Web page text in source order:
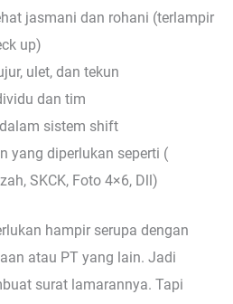
jasmani dan rohani (terlampir
up)
ulet, dan tekun
dan tim
sistem shift
yang diperlukan seperti (
SKCK, Foto 4×6, Dll)
hampir serupa dengan
atau PT yang lain. Jadi
surat lamarannya. Tapi